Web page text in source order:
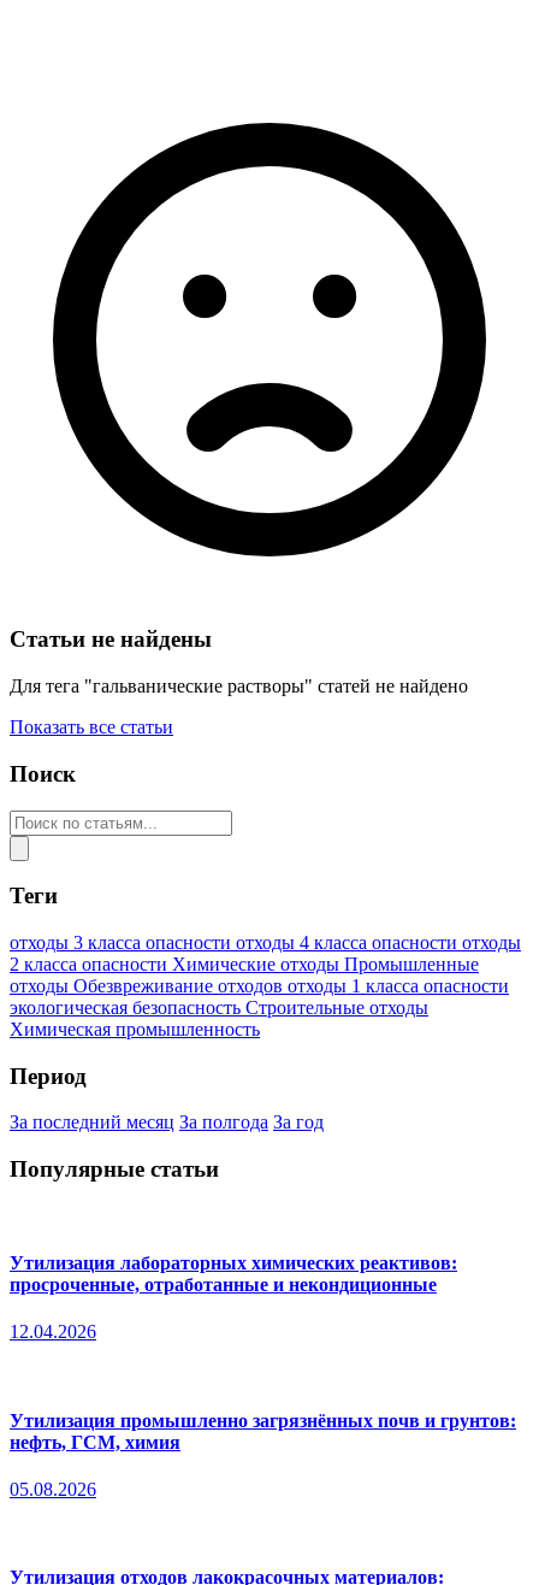
Статьи не найдены
Для тега "гальванические растворы" статей не найдено
Показать все статьи
Поиск
Теги
отходы 3 класса опасности отходы 4 класса опасности отходы
2 класса опасности Химические отходы Промышленные
отходы Обезвреживание отходов отходы 1 класса опасности
экологическая безопасность Строительные отходы
Химическая промышленность
Период
За последний месяц За полгода За год
Популярные статьи
Утилизация лабораторных химических реактивов:
просроченные, отработанные и некондиционные
12.04.2026
Утилизация промышленно загрязнённых почв и грунтов:
нефть, ГСМ, химия
05.08.2026
Утилизация отходов лакокрасочных материалов: